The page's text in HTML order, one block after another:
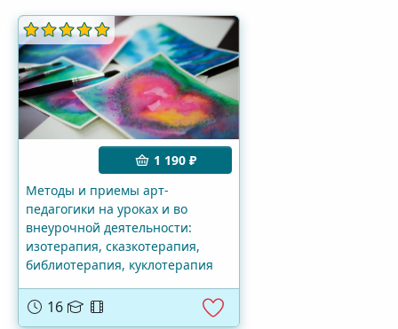
1 190 ₽
Методы и приемы арт-
педагогики на уроках и во
внеурочной деятельности:
изотерапия, сказкотерапия,
библиотерапия, куклотерапия
16